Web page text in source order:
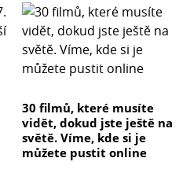
30 filmů, které musíte
vidět, dokud jste ještě na
světě. Víme, kde si je
můžete pustit online